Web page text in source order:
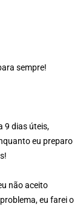
sempre!
9 dias úteis,
eu preparo
não aceito
eu farei o